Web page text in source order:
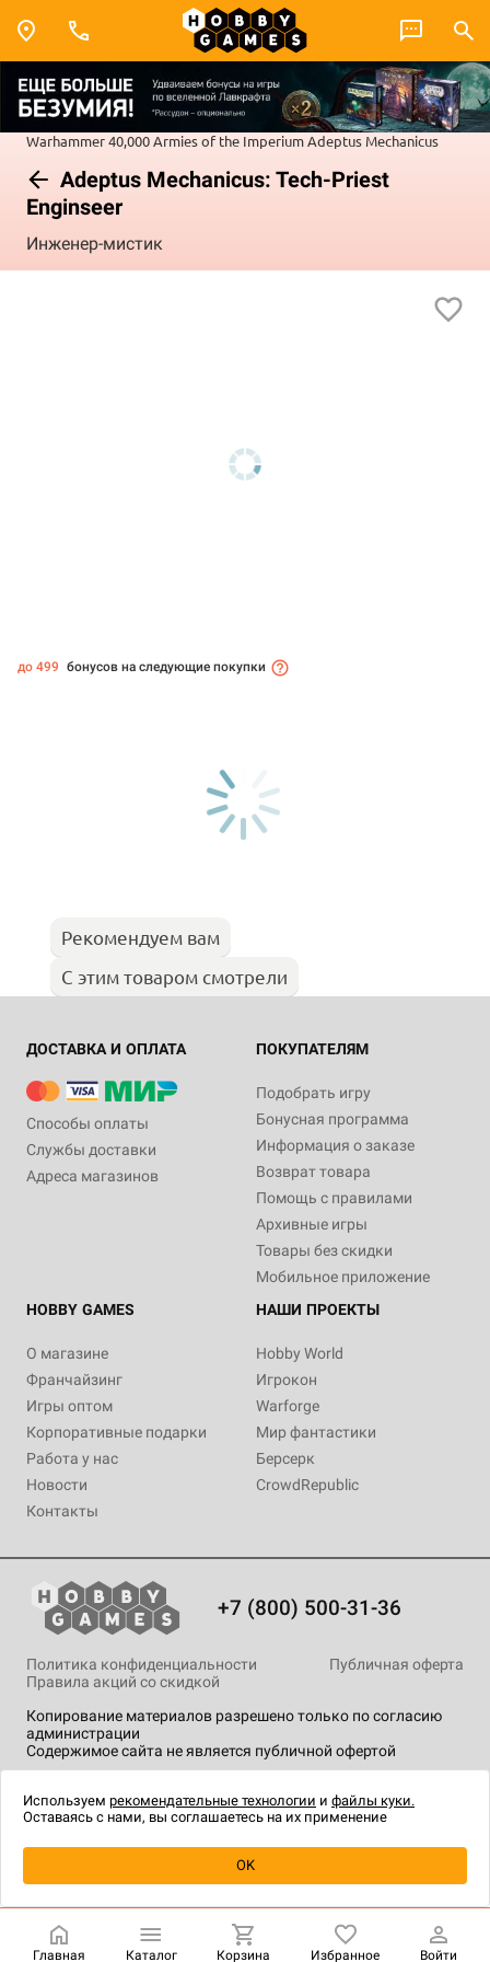
Warhammer 40,000Armies of the ImperiumAdeptus Mechanicus
Adeptus Mechanicus: Tech-Priest
Enginseer
Инженер-мистик
Купить| 4 990 ₽
до 499 бонусов на следующие покупки
Рекомендуем вам
С этим товаром смотрели
ДОСТАВКА И ОПЛАТА
Способы оплаты
Службы доставки
Адреса магазинов
ПОКУПАТЕЛЯМ
Подобрать игру
Бонусная программа
Информация о заказе
Возврат товара
Помощь с правилами
Архивные игры
Товары без скидки
Мобильное приложение
HOBBY GAMES
О магазине
Франчайзинг
Игры оптом
Корпоративные подарки
Работа у нас
Новости
Контакты
НАШИ ПРОЕКТЫ
Hobby World
Игрокон
Warforge
Мир фантастики
Берсерк
CrowdRepublic
+7 (800) 500-31-36
Копирование материалов разрешено только по согласию
администрации
Содержимое сайта не является публичной офертой
Политика конфиденциальности
Публичная оферта
Правила акций со скидкой
технологии.
Главная Каталог Корзина Избранное Войти
Используем рекомендательные технологии и файлы куки.
Оставаясь с нами, вы соглашаетесь на их применение
OK